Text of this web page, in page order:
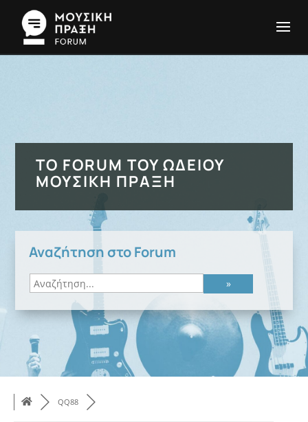
ΤΟ FORUM ΤΟΥ ΩΔΕΊΟΥ
ΜΟΥΣΙΚΉ ΠΡΆΞΗ
Αναζήτηση στο Forum
QQ88